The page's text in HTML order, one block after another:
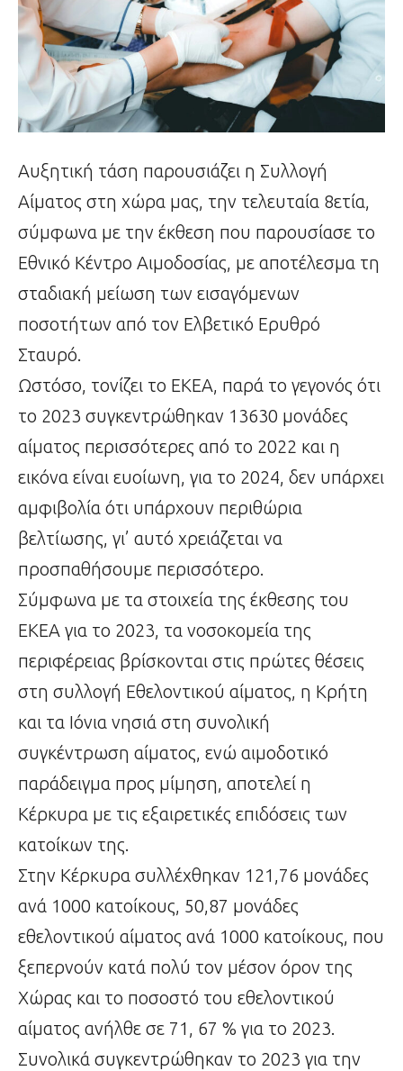
Αυξητική τάση παρουσιάζει η Συλλογή
Αίματος στη χώρα μας, την τελευταία 8ετία,
σύμφωνα με την έκθεση που παρουσίασε το
Εθνικό Κέντρο Αιμοδοσίας, με αποτέλεσμα τη
σταδιακή μείωση των εισαγόμενων
ποσοτήτων από τον Ελβετικό Ερυθρό
Σταυρό.
Ωστόσο, τονίζει το ΕΚΕΑ, παρά το γεγονός ότι
το 2023 συγκεντρώθηκαν 13630 μονάδες
αίματος περισσότερες από το 2022 και η
εικόνα είναι ευοίωνη, για το 2024, δεν υπάρχει
αμφιβολία ότι υπάρχουν περιθώρια
βελτίωσης, γι’ αυτό χρειάζεται να
προσπαθήσουμε περισσότερο.
Σύμφωνα με τα στοιχεία της έκθεσης του
ΕΚΕΑ για το 2023, τα νοσοκομεία της
περιφέρειας βρίσκονται στις πρώτες θέσεις
στη συλλογή Εθελοντικού αίματος, η Κρήτη
και τα Ιόνια νησιά στη συνολική
συγκέντρωση αίματος, ενώ αιμοδοτικό
παράδειγμα προς μίμηση, αποτελεί η
Κέρκυρα με τις εξαιρετικές επιδόσεις των
κατοίκων της.
Στην Κέρκυρα συλλέχθηκαν 121,76 μονάδες
ανά 1000 κατοίκους, 50,87 μονάδες
εθελοντικού αίματος ανά 1000 κατοίκους, που
ξεπερνούν κατά πολύ τον μέσον όρον της
Χώρας και το ποσοστό του εθελοντικού
αίματος ανήλθε σε 71, 67 % για το 2023.
Συνολικά συγκεντρώθηκαν το 2023 για την